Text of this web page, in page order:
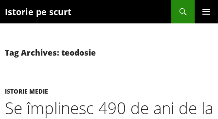
Istorie pe scurt
Search
SKIP TO CONTENT
Tag Archives: teodosie
ISTORIE MEDIE
Se împlinesc 490 de ani de la